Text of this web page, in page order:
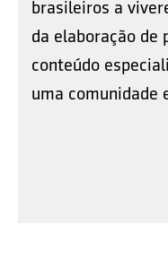
brasileiros a
da elaboração de
conteúdo
uma comunidade